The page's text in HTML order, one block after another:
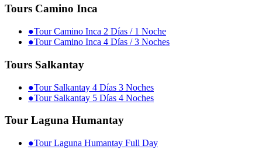
Tours Camino Inca
●Tour Camino Inca 2 Días / 1 Noche
●Tour Camino Inca 4 Días / 3 Noches
Tours Salkantay
●Tour Salkantay 4 Días 3 Noches
●Tour Salkantay 5 Días 4 Noches
Tour Laguna Humantay
●Tour Laguna Humantay Full Day